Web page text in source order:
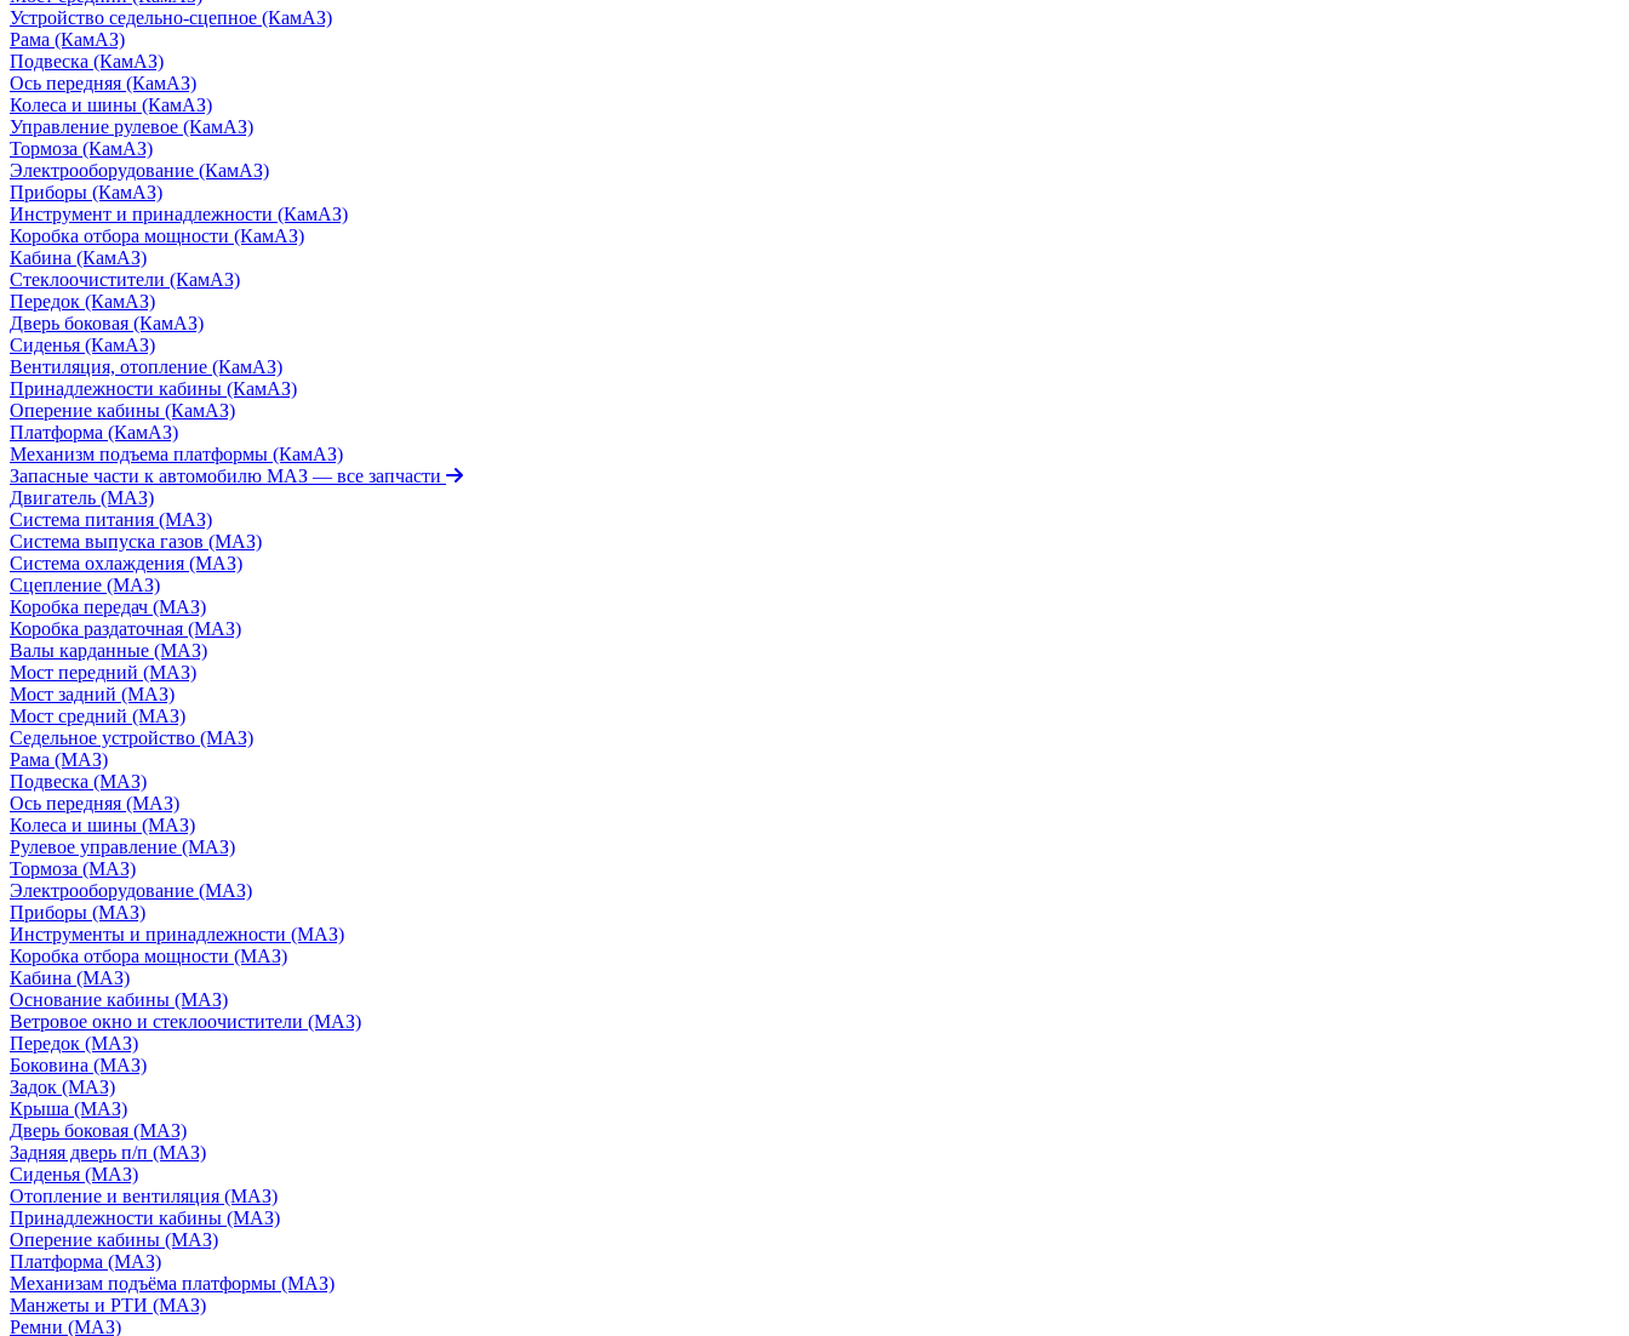
Устройство седельно-сцепное (КамАЗ)
Рама (КамАЗ)
Подвеска (КамАЗ)
Ось передняя (КамАЗ)
Колеса и шины (КамАЗ)
Управление рулевое (КамАЗ)
Тормоза (КамАЗ)
Электрооборудование (КамАЗ)
Приборы (КамАЗ)
Инструмент и принадлежности (КамАЗ)
Коробка отбора мощности (КамАЗ)
Кабина (КамАЗ)
Стеклоочистители (КамАЗ)
Передок (КамАЗ)
Дверь боковая (КамАЗ)
Сиденья (КамАЗ)
Вентиляция, отопление (КамАЗ)
Принадлежности кабины (КамАЗ)
Оперение кабины (КамАЗ)
Платформа (КамАЗ)
Механизм подъема платформы (КамАЗ)
Запасные части к автомобилю МАЗ — все запчасти
Двигатель (МАЗ)
Система питания (МАЗ)
Система выпуска газов (МАЗ)
Система охлаждения (МАЗ)
Сцепление (МАЗ)
Коробка передач (МАЗ)
Коробка раздаточная (МАЗ)
Валы карданные (МАЗ)
Мост передний (МАЗ)
Мост задний (МАЗ)
Мост средний (МАЗ)
Седельное устройство (МАЗ)
Рама (МАЗ)
Подвеска (МАЗ)
Ось передняя (МАЗ)
Колеса и шины (МАЗ)
Рулевое управление (МАЗ)
Тормоза (МАЗ)
Электрооборудование (МАЗ)
Приборы (МАЗ)
Инструменты и принадлежности (МАЗ)
Коробка отбора мощности (МАЗ)
Кабина (МАЗ)
Основание кабины (МАЗ)
Ветровое окно и стеклоочистители (МАЗ)
Передок (МАЗ)
Боковина (МАЗ)
Задок (МАЗ)
Крыша (МАЗ)
Дверь боковая (МАЗ)
Задняя дверь п/п (МАЗ)
Сиденья (МАЗ)
Отопление и вентиляция (МАЗ)
Принадлежности кабины (МАЗ)
Оперение кабины (МАЗ)
Платформа (МАЗ)
Механизам подъёма платформы (МАЗ)
Манжеты и РТИ (МАЗ)
Ремни (МАЗ)